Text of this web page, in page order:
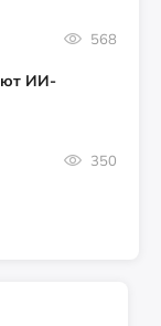
568
ИИ-
350